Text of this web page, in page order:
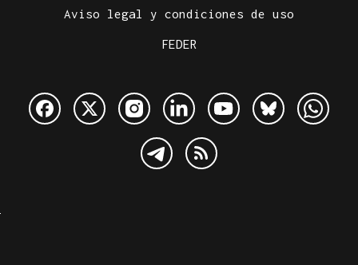
Aviso legal y condiciones de uso
FEDER